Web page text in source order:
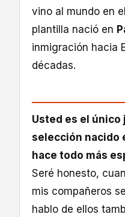
vino al mundo en
plantilla nació en
inmigración hacia
décadas.
Usted es el único
selección nacido
hace todo más
Seré honesto,
mis compañeros
hablo de ellos